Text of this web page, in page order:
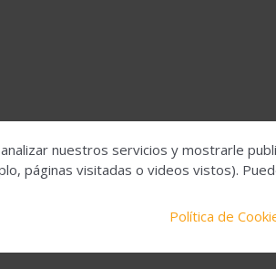
nuestros servicios y mostrarle
páginas visitadas o videos vistos).
Política de